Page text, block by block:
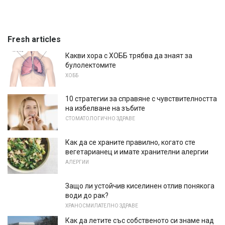
Fresh articles
Какви хора с ХОББ трябва да знаят за
булолектомите
ХОББ
10 стратегии за справяне с чувствителността
на избелване на зъбите
СТОМАТОЛОГИЧНО ЗДРАВЕ
Как да се храните правилно, когато сте
вегетарианец и имате хранителни алергии
АЛЕРГИИ
Защо ли устойчив киселинен отлив понякога
води до рак?
ХРАНОСМИЛАТЕЛНО ЗДРАВЕ
Как да летите със собственото си знаме над